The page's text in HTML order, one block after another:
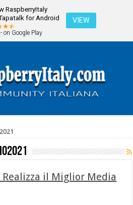
RaspberryItaly
for Android
on Google Play
VIEW
il Miglior Media